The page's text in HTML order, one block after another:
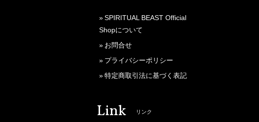
SPIRITUAL BEAST Official
Shopについて
お問合せ
プライバシーポリシー
特定商取引法に基づく表記
Link リンク